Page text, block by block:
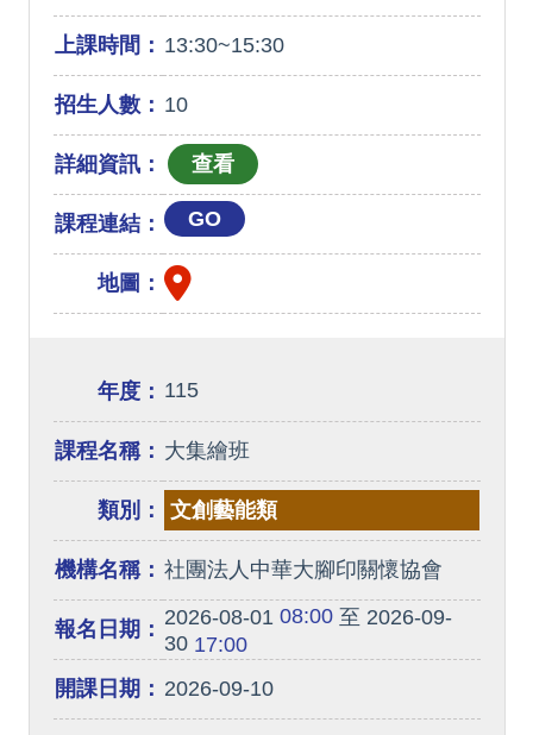
上課時間： 13:30~15:30
招生人數： 10
詳細資訊：
課程連結： GO
地圖：
年度： 115
課程名稱： 大集繪班
類別： 文創藝能類
機構名稱： 社團法人中華大腳印關懷協會
報名日期： 2026-08-01 08:00至 2026-09-
3017:00
開課日期： 2026-09-10